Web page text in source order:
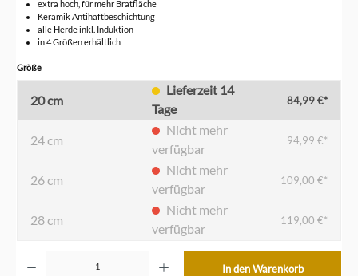
extra hoch, für mehr Bratfläche
Keramik Antihaftbeschichtung
alle Herde inkl. Induktion
in 4 Größen erhältlich
Größeauswählen
20 cm
Tage
84,99 €*
24 cm
verfügbar
94,99 €*
26 cm
verfügbar
109,00 €*
28 cm
verfügbar
119,00 €*
In den Warenkorb